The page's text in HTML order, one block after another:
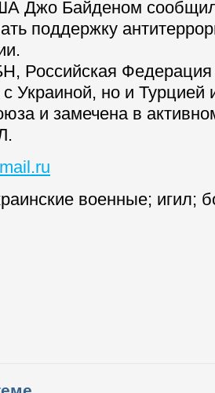
Джо Байденом сообщил
поддержку
Российская Федерация
с Украиной, но и Турцией
и замечена в
военные; игил;